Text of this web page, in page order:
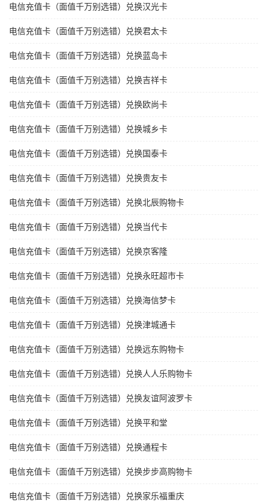
电信充值卡（面值千万别选错）兑换汉光卡
电信充值卡（面值千万别选错）兑换君太卡
电信充值卡（面值千万别选错）兑换蓝岛卡
电信充值卡（面值千万别选错）兑换吉祥卡
电信充值卡（面值千万别选错）兑换欧尚卡
电信充值卡（面值千万别选错）兑换城乡卡
电信充值卡（面值千万别选错）兑换国泰卡
电信充值卡（面值千万别选错）兑换贵友卡
电信充值卡（面值千万别选错）兑换北辰购物卡
电信充值卡（面值千万别选错）兑换当代卡
电信充值卡（面值千万别选错）兑换京客隆
电信充值卡（面值千万别选错）兑换永旺超市卡
电信充值卡（面值千万别选错）兑换海信梦卡
电信充值卡（面值千万别选错）兑换津城通卡
电信充值卡（面值千万别选错）兑换远东购物卡
电信充值卡（面值千万别选错）兑换人人乐购物卡
电信充值卡（面值千万别选错）兑换友谊阿波罗卡
电信充值卡（面值千万别选错）兑换平和堂
电信充值卡（面值千万别选错）兑换通程卡
电信充值卡（面值千万别选错）兑换步步高购物卡
电信充值卡（面值千万别选错）兑换家乐福重庆